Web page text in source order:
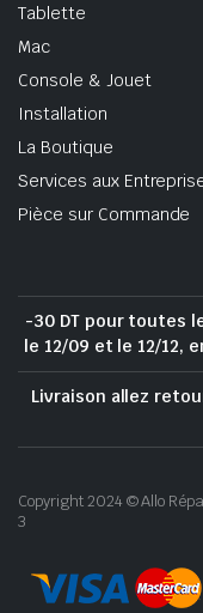
Tablette
Mac
Console & Jouet
Installation
La Boutique
Services aux
Pièce sur Commande
-30 DT pour toutes
le 12/09 et le 12/12,
Livraison allez
Copyright 2024 © Allo
3